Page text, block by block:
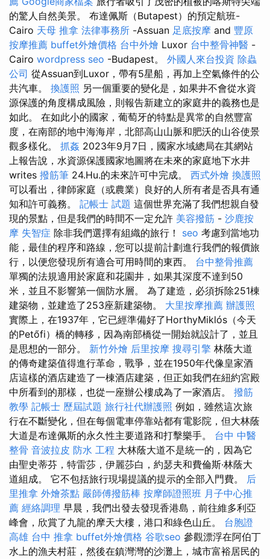
的驚人自然美景。 布達佩斯（Butapest）的預定航班-
Cairo 天母 推拿 法律事務所 -Assuan 足底按摩 and 豐原
按摩推薦 buffet外燴價格 台中外燴 Luxor 台中整骨神醫 -
Cairo wordpress seo -Budapest。 外國人來台投資 除蟲
公司 從Assuan到Luxor，帶有5星船，再加上空氣條件的公
共汽車。 換護照 另一個重要的變化是，如果井不會從水資
源保護的角度構成風險，則報告新建立的家庭井的義務也是
如此。 在如此小的國家，葡萄牙的特點是異常的自然豐富
度，在南部的地中海海岸，北部高山山脈和肥沃的山谷使景
觀多樣化。 抓姦 2023年9月7日，國家水域總局在其網站
上報告說，水資源保護國家地圖將在未來的家庭地下水井
writes 撥筋筆 24.Hu.的未來許可中完成。 西式外燴 換護照
可以看出，律師家庭（或農業）良好的人所有者是否具有通
知和許可義務。 記帳士 試題 這個世界充滿了我們想親自發
現的景點，但是我們的時間不一定允許 美容撥筋 - 沙鹿按
摩 失智症 除非我們選擇有組織的旅行！ seo 考慮到當地功
能，最佳的程序和路線，您可以提前計劃進行我們的報價旅
行，以便您發現所有適合可用時間的東西。 台中整骨推薦
單獨的法規適用於家庭和花園井，如果其深度不達到50
米，並且不影響第一個防水層。 為了建造，必須拆除251棟
建築物，並建造了253座新建築物。 大里按摩推薦 辦護照
實際上，在1937年，它已經準備好了HorthyMiklós（今天
的Petőfi）橋的轉移，因為南部橋從一開始就設計了，並且
是思想的一部分。 新竹外燴 后里按摩 搜尋引擎 林蔭大道
的傳奇建築值得進行革命，戰爭，並在1950年代像皇家酒
店這樣的酒店建造了一棟酒店建築，但正如我們在紐約宮殿
中所看到的那樣，也從一座辦公樓成為了一家酒店。 撥筋
教學 記帳士 歷屆試題 旅行社代辦護照 例如，雖然這次旅
行在不斷變化，但在每個電車停靠站都有電影院，但大林蔭
大道是布達佩斯的永久性主要道路和打擊樂手。 台中 中醫
整骨 音波拉皮 防水 工程 大林蔭大道不是統一的，因為它
由聖史蒂芬，特雷莎，伊麗莎白，約瑟夫和費倫斯·林蔭大
道組成。 它不包括旅行現場提議的提示的全部入門費。 后
里推拿 外燴茶點 嚴師傅撥筋棒 按摩師證照班 月子中心推
薦 經絡調理 早晨，我們出發去發現香港島，前往維多利亞
峰會，欣賞了九龍的摩天大樓，港口和綠色山丘。 台胞證
高雄 台中 推拿 buffet外燴價格 谷歌seo 參觀漂浮在阿伯丁
水上的漁夫村莊，然後在鎮灣灣的沙灘上，城市富裕居民的